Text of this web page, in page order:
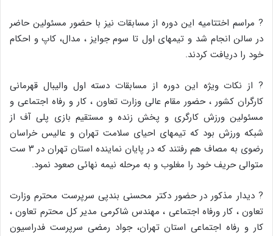
? مراسم اختتامیه این دوره از مسابقات نیز با حضور مسئولین حاضر
در سالن انجام شد و تیمهای اول تا سوم جوایز ، مدال، کاپ و احکام
خود را دریافت کردند.
? از نکات ویژه این دوره از مسابقات دسته اول والیبال قهرمانی
کارگران کشور ، حضور مقام عالی وزارت تعاون ، کار و رفاه اجتماعی و
مسئولین ورزش کارگری و پخش زنده و مستقیم بازی پلی آف از
شبکه ورزش بود که تیمهای احیای سلامت تهران و عالیس خراسان
رضوی به مصاف هم رفتند که در پایان نماینده استان تهران در ۳ ست
متوالی حریف خود را مغلوب و به مرحله نیمه نهائی صعود نمود.
? دیدار مذکور در حضور دکتر محسنی بندپی سرپرست محترم وزارت
تعاون ، کار ورفاه اجتماعی ، مهندس شاکرمی مدیر کل محترم تعاون ،
کار و رفاه اجتماعی استان تهران، جواد رمضی سرپرست فدراسیون